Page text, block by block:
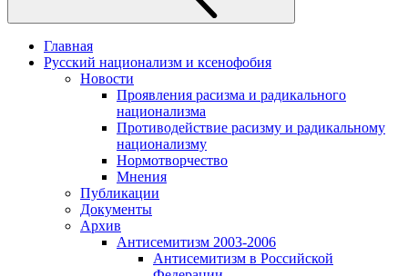
Главная
Русский национализм и ксенофобия
Новости
Проявления расизма и радикального
национализма
Противодействие расизму и радикальному
национализму
Нормотворчество
Мнения
Публикации
Документы
Архив
Антисемитизм 2003-2006
Антисемитизм в Российской